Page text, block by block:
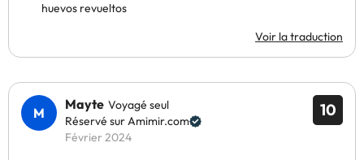
huevos revueltos
Voir la traduction
10
Mayte Voyagé seul
Réservé sur Amimir.com
Février 2024